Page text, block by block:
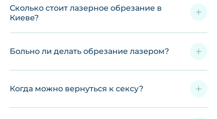
Сколько стоит лазерное обрезание в
Киеве?
Больно ли делать обрезание лазером?
Когда можно вернуться к сексу?